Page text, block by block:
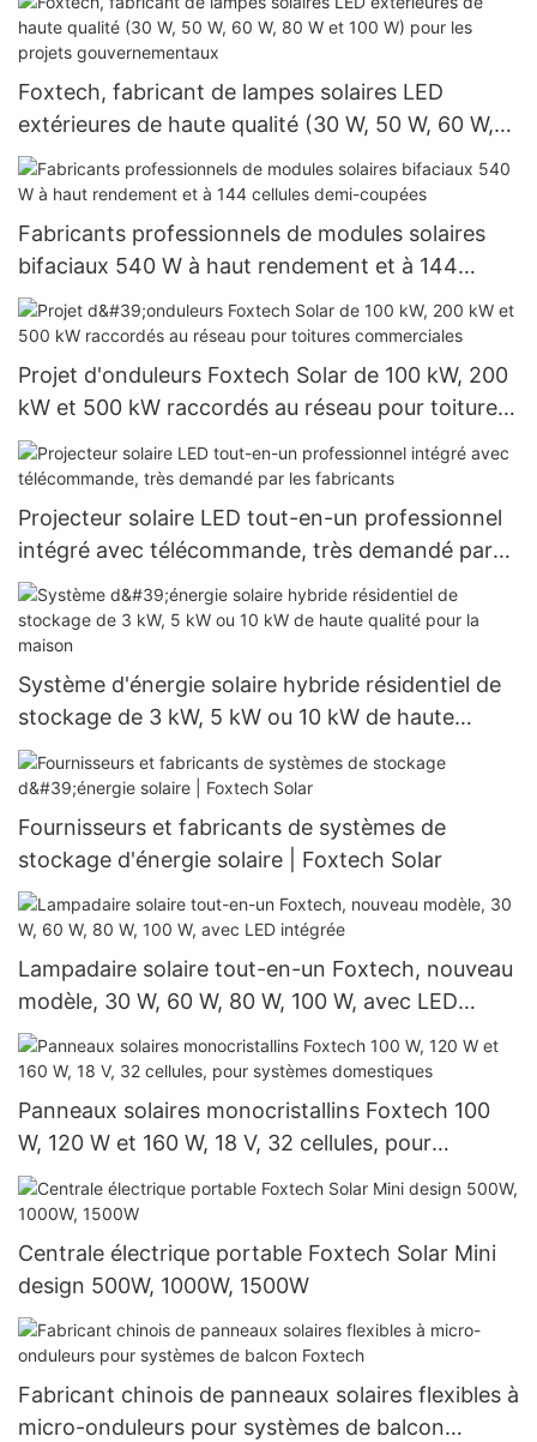
Foxtech, fabricant de lampes solaires LED
extérieures de haute qualité (30 W, 50 W, 60 W,
80 W et 100 W) pour les projets
gouvernementaux
Fabricants professionnels de modules solaires
bifaciaux 540 W à haut rendement et à 144
cellules demi-coupées
Projet d'onduleurs Foxtech Solar de 100 kW, 200
kW et 500 kW raccordés au réseau pour toitures
commerciales
Projecteur solaire LED tout-en-un professionnel
intégré avec télécommande, très demandé par
les fabricants
Système d'énergie solaire hybride résidentiel de
stockage de 3 kW, 5 kW ou 10 kW de haute
qualité pour la maison
Fournisseurs et fabricants de systèmes de
stockage d'énergie solaire | Foxtech Solar
Lampadaire solaire tout-en-un Foxtech, nouveau
modèle, 30 W, 60 W, 80 W, 100 W, avec LED
intégrée
Panneaux solaires monocristallins Foxtech 100
W, 120 W et 160 W, 18 V, 32 cellules, pour
systèmes domestiques
Centrale électrique portable Foxtech Solar Mini
design 500W, 1000W, 1500W
Fabricant chinois de panneaux solaires flexibles à
micro-onduleurs pour systèmes de balcon